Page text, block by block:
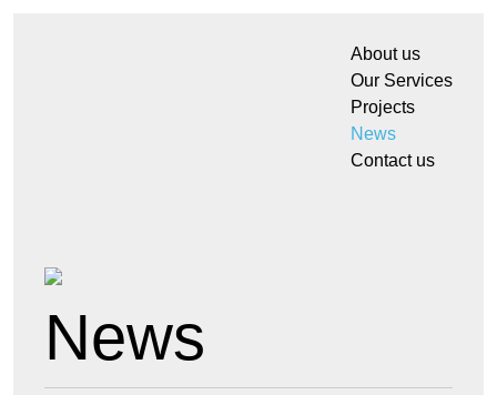
About us
Our Services
Projects
News
Contact us
News